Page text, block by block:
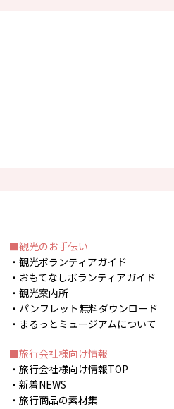
観光のお手伝い
観光ボランティアガイド
おもてなしボランティアガイド
観光案内所
パンフレット無料ダウンロード
まるっとミュージアムについて
旅行会社様向け情報
旅行会社様向け情報TOP
新着NEWS
旅行商品の素材集